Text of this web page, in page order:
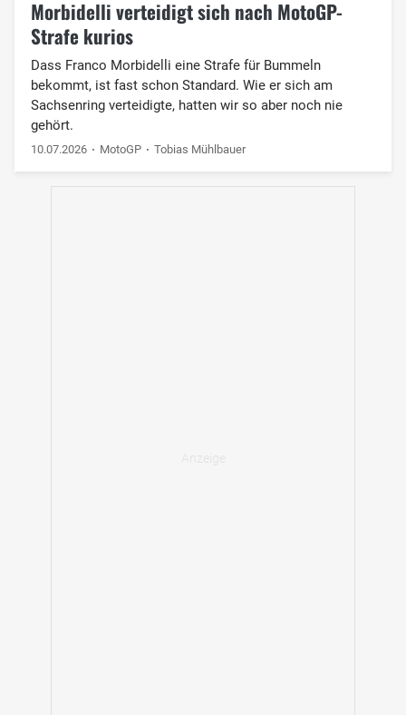
Morbidelli verteidigt sich nach MotoGP-
Strafe kurios
Dass Franco Morbidelli eine Strafe für Bummeln
bekommt, ist fast schon Standard. Wie er sich am
Sachsenring verteidigte, hatten wir so aber noch nie
gehört.
10.07.2026 MotoGP Tobias Mühlbauer